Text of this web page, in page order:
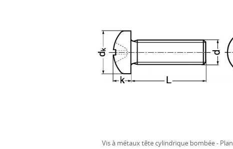
Vis à métaux tête cylindrique bombée - Plan